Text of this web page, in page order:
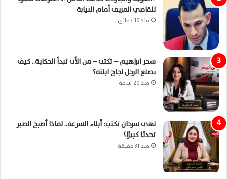
للقاضي المزيف أمام النيابة
منذ 10 دقائق
سحر ابراهيم – تكتب – من الأب تبدأ الحكاية.. كيف
يصنع الرجل نجاح ابنته؟
منذ 20 ساعة
نهي سرحان تكتب: أبناء السرعة.. لماذا أصبح الصبر
تحديًا كبيرًا؟
منذ 31 دقيقة